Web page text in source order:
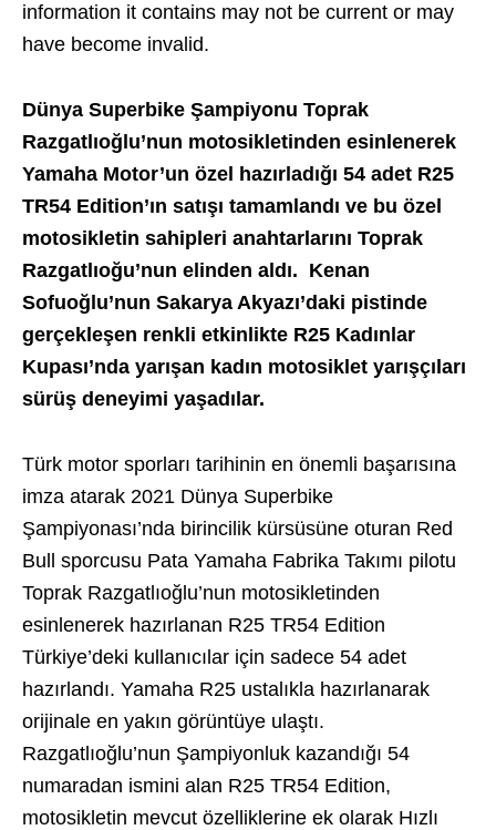
information it contains may not be current or may
have become invalid.
Dünya Superbike Şampiyonu Toprak
Razgatlıoğlu’nun motosikletinden esinlenerek
Yamaha Motor’un özel hazırladığı 54 adet R25
TR54 Edition’ın satışı tamamlandı ve bu özel
motosikletin sahipleri anahtarlarını Toprak
Razgatlıoğu’nun elinden aldı. Kenan
Sofuoğlu’nun Sakarya Akyazı’daki pistinde
gerçekleşen renkli etkinlikte R25 Kadınlar
Kupası’nda yarışan kadın motosiklet yarışçıları
sürüş deneyimi yaşadılar.
Türk motor sporları tarihinin en önemli başarısına
imza atarak 2021 Dünya Superbike
Şampiyonası’nda birincilik kürsüsüne oturan Red
Bull sporcusu Pata Yamaha Fabrika Takımı pilotu
Toprak Razgatlıoğlu’nun motosikletinden
esinlenerek hazırlanan R25 TR54 Edition
Türkiye’deki kullanıcılar için sadece 54 adet
hazırlandı. Yamaha R25 ustalıkla hazırlanarak
orijinale en yakın görüntüye ulaştı.
Razgatlıoğlu’nun Şampiyonluk kazandığı 54
numaradan ismini alan R25 TR54 Edition,
motosikletin mevcut özelliklerine ek olarak Hızlı